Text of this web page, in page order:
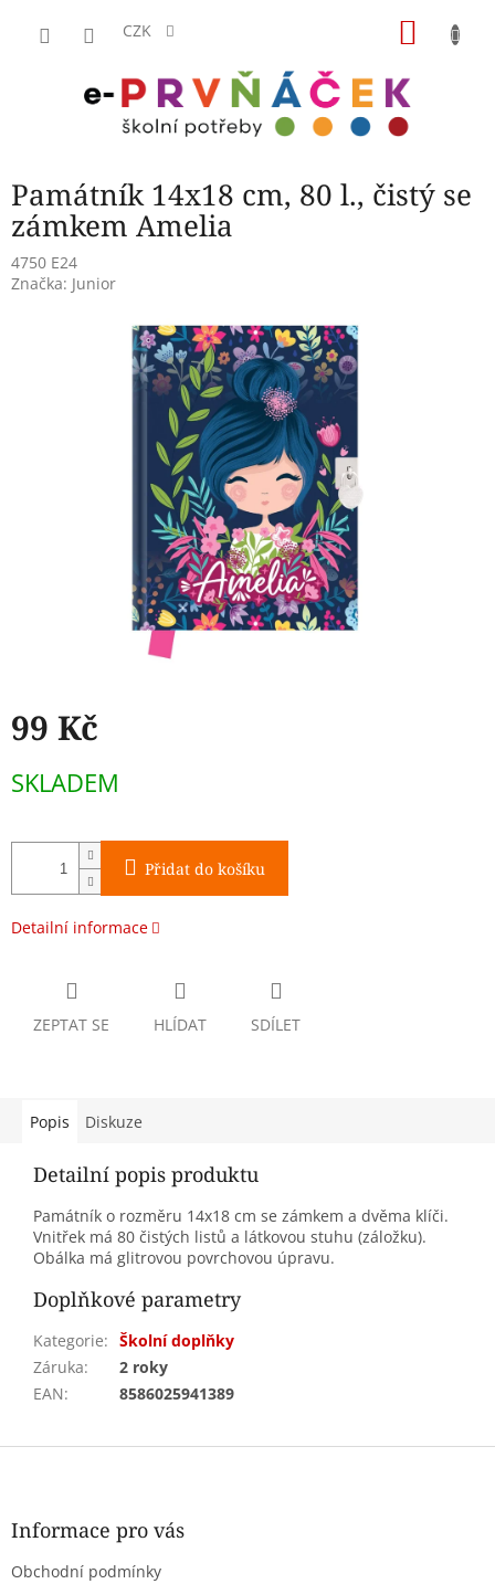
CZK
Památník 14x18 cm, 80 l., čistý se
zámkem Amelia
4750 E24
Značka: Junior
99 Kč
cena:
SKLADEM
Přidat do košíku
Detailní informace
ZEPTAT SE HLÍDAT SDÍLET
Popis Diskuze
Detailní popis produktu
Památník o rozměru 14x18 cm se zámkem a dvěma klíči.
Vnitřek má 80 čistých listů a látkovou stuhu (záložku).
Obálka má glitrovou povrchovou úpravu.
Doplňkové parametry
Kategorie: Školní doplňky
Záruka:
2 roky
EAN: 8586025941389
Z
Informace pro vás
Obchodní podmínky